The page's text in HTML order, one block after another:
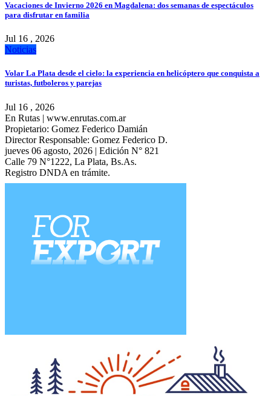
Vacaciones de Invierno 2026 en Magdalena: dos semanas de espectáculos
para disfrutar en familia
Jul 16 , 2026
Noticias
Volar La Plata desde el cielo: la experiencia en helicóptero que conquista a
turistas, futboleros y parejas
Jul 16 , 2026
En Rutas | www.enrutas.com.ar
Propietario: Gomez Federico Damián
Director Responsable: Gomez Federico D.
jueves 06 agosto, 2026 | Edición N° 821
Calle 79 N°1222, La Plata, Bs.As.
Registro DNDA en trámite.